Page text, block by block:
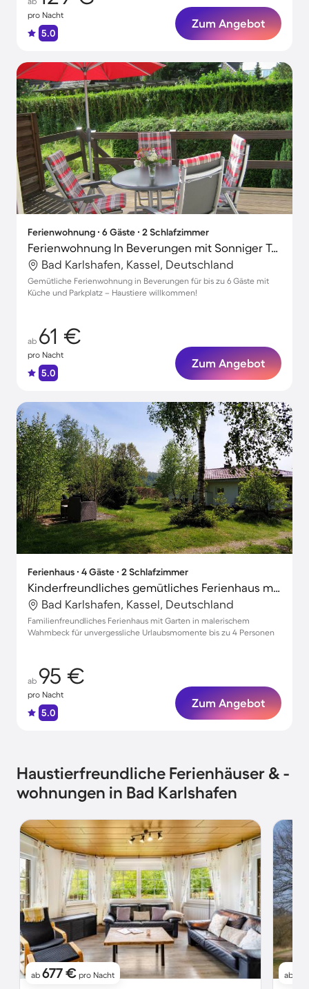
pro Nacht
5.0
Zum Angebot
Ferienwohnung ∙ 6 Gäste ∙ 2 Schlafzimmer
Ferienwohnung In Beverungen mit Sonniger Terrasse
Bad Karlshafen, Kassel, Deutschland
Gemütliche Ferienwohnung in Beverungen für bis zu 6 Gäste mit
Küche und Parkplatz – Haustiere willkommen!
ab 61 €
pro Nacht
5.0
Zum Angebot
Ferienhaus ∙ 4 Gäste ∙ 2 Schlafzimmer
Kinderfreundliches gemütliches Ferienhaus mit Terrasse, Grill und Garten | Naturblick
Bad Karlshafen, Kassel, Deutschland
Familienfreundliches Ferienhaus mit Garten in malerischem
Wahmbeck für unvergessliche Urlaubsmomente bis zu 4 Personen
ab 95 €
pro Nacht
5.0
Zum Angebot
Haustierfreundliche Ferienhäuser & -
wohnungen in Bad Karlshafen
ab 677 € pro Nacht ab